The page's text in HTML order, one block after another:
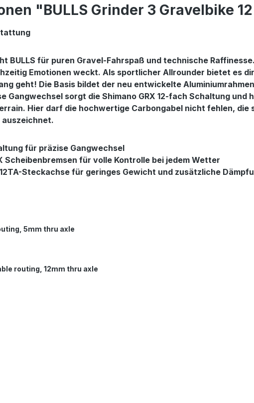
"BULLS Grinder 3 Gravelbike
BULLS für puren Gravel-Fahrspaß und technische
Emotionen weckt. Als sportlicher Allrounder bietet es
geht! Die Basis bildet der neu entwickelte
Gangwechsel sorgt die Shimano GRX 12-fach Schaltung
Hier darf die hochwertige Carbongabel nicht fehlen,
für präzise Gangwechsel
Scheibenbremsen für volle Kontrolle bei jedem Wetter
Steckachse für geringes Gewicht und zusätzliche
5mm thru axle
routing, 12mm thru axle